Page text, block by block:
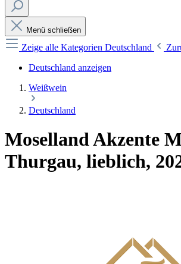
Menü schließen
Zeige alle Kategorien Deutschland
Deutschland anzeigen
Weißwein
Deutschland
Moselland Akzente
Thurgau, lieblich,